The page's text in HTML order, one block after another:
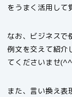
をうまく活用して
なお、ビジネスで
例文を交えて紹介
てくださいませ
また、言い換え表